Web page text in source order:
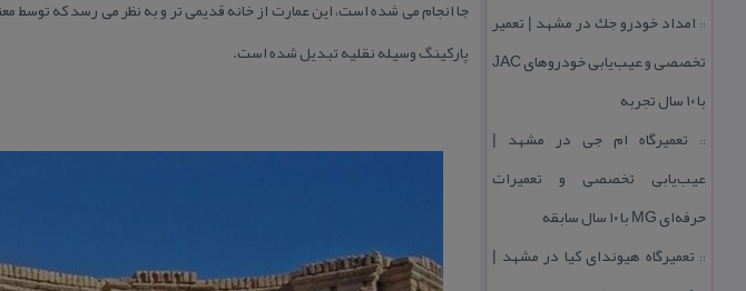
:: امداد خودرو جك در مشهد | تعمیر
تخصصی و عیب‌یابی خودروهای JAC
با ۱۰ سال تجربه
:: تعمیرگاه ام جی در مشهد |
عیب‌یابی تخصصی و تعمیرات
حرفه‌ای MG با ۱۰ سال سابقه
:: تعمیرگاه هیوندای كیا در مشهد |
پاركینگ وسیله نقلیه تبدیل شده است.